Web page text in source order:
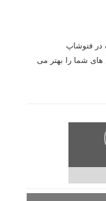
های شما را بهتر می